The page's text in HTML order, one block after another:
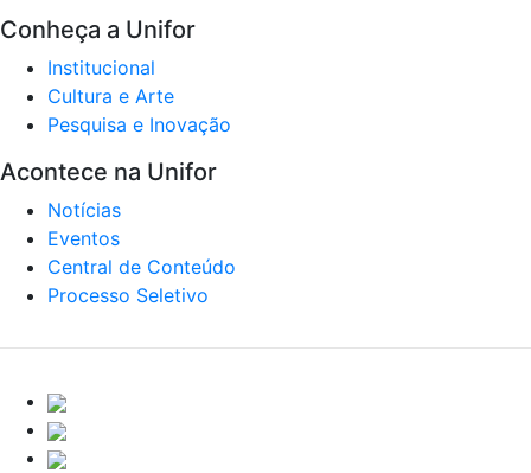
Conheça a Unifor
Institucional
Cultura e Arte
Pesquisa e Inovação
Acontece na Unifor
Notícias
Eventos
Central de Conteúdo
Processo Seletivo